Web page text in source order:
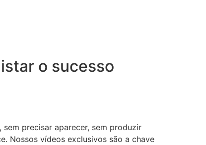
o sucesso
precisar aparecer, sem produzir
Nossos vídeos exclusivos são a chave